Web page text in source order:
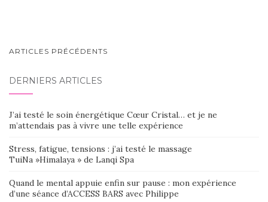
NAVIGATION
SEIN
DES
ARTICLES
ARTICLES PRÉCÉDENTS
DERNIERS ARTICLES
J’ai testé le soin énergétique Cœur Cristal… et je ne
m’attendais pas à vivre une telle expérience
Stress, fatigue, tensions : j’ai testé le massage
TuiNa »Himalaya » de Lanqi Spa
Quand le mental appuie enfin sur pause : mon expérience
d’une séance d’ACCESS BARS avec Philippe